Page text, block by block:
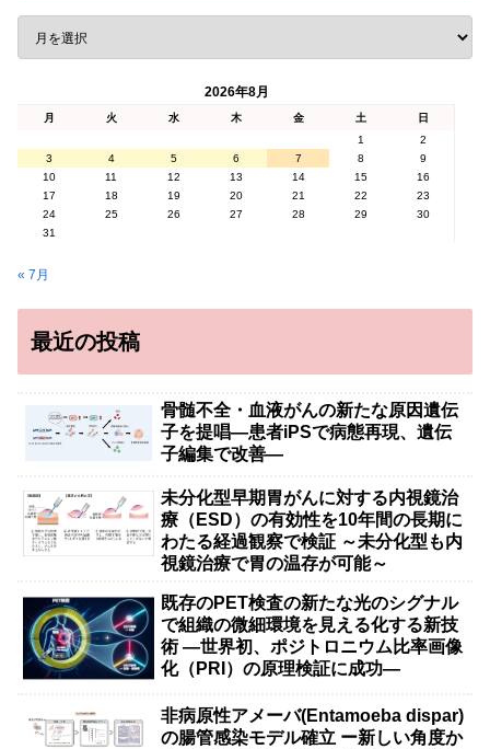
2026年8月
月 火 水 木 金 土
日
1
2
3
4 5 6 7 8
9
10
11 12 13 14 15
16
17
18 19 20 21 22
23
24
25 26 27 28 29
30
31
« 7月
最近の投稿
骨髄不全・血液がんの新たな原因遺伝
子を提唱―患者iPSで病態再現、遺伝
子編集で改善―
未分化型早期胃がんに対する内視鏡治
療（ESD）の有効性を10年間の長期に
わたる経過観察で検証 ～未分化型も内
視鏡治療で胃の温存が可能～
既存のPET検査の新たな光のシグナル
で組織の微細環境を見える化する新技
術 ―世界初、ポジトロニウム比率画像
化（PRI）の原理検証に成功―
非病原性アメーバ(Entamoeba dispar)
の腸管感染モデル確立 ー新しい角度か